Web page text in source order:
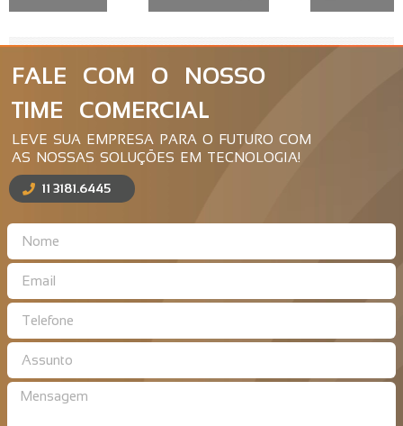
FALE COM O NOSSO
TIME COMERCIAL
LEVE SUA EMPRESA PARA O FUTURO COM
AS NOSSAS SOLUÇÕES EM TECNOLOGIA!
11 3181.6445